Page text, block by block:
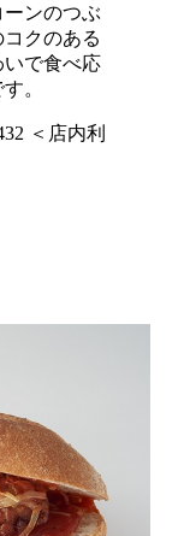
ンのつぶ
クのある
で食べ応
。
＜店内利